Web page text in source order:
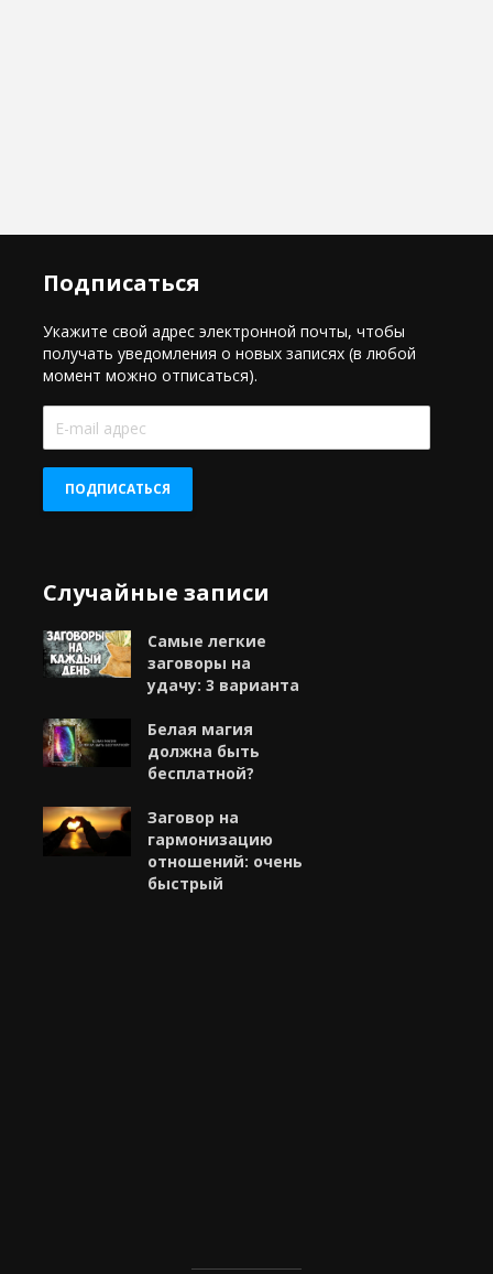
Подписаться
Укажите свой адрес электронной почты, чтобы
получать уведомления о новых записях (в любой
момент можно отписаться).
E-
mail
ПОДПИСАТЬСЯ
Случайные записи
Самые легкие
заговоры на
удачу: 3 варианта
Белая магия
должна быть
бесплатной?
Заговор на
гармонизацию
отношений: очень
быстрый